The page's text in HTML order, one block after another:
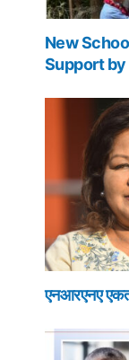
New
Support by
एनआरएनए